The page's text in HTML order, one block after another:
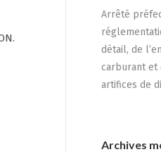
Arrêté
détail, de
carburant et
artifices de
Archives